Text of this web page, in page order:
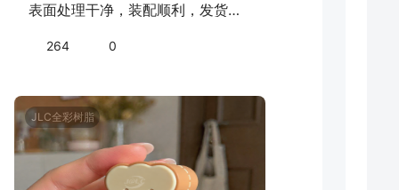
表面处理干净，装配顺利，发货速
264 0
JLC全彩树脂